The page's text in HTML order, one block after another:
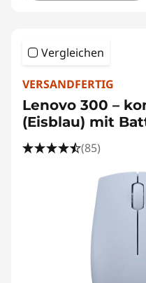
Vergleichen
VERSANDFERTIG
Lenovo 300 –
(Eisblau) mit
(85)